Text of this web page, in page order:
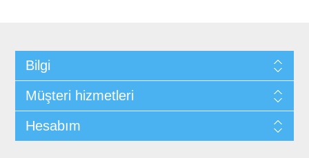
Bilgi
Müşteri hizmetleri
Hesabım